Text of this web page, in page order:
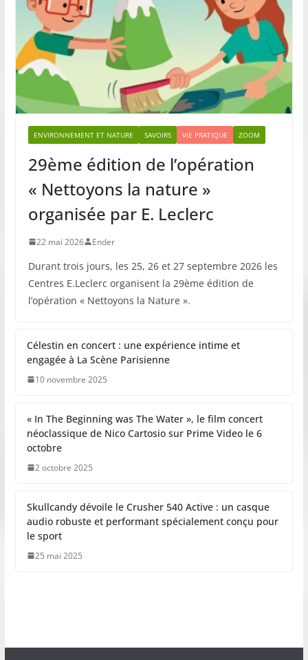
ENVIRONNEMENT ET NATURE SAVOIRS VIE PRATIQUE ZOOM
29ème édition de l’opération
« Nettoyons la nature »
organisée par E. Leclerc
22 mai 2026 Ender
Durant trois jours, les 25, 26 et 27 septembre 2026 les
Centres E.Leclerc organisent la 29ème édition de
l’opération « Nettoyons la Nature ».
Célestin en concert : une expérience intime et
engagée à La Scène Parisienne
10 novembre 2025
« In The Beginning was The Water », le film concert
néoclassique de Nico Cartosio sur Prime Video le 6
octobre
2 octobre 2025
Skullcandy dévoile le Crusher 540 Active : un casque
audio robuste et performant spécialement conçu pour
le sport
25 mai 2025